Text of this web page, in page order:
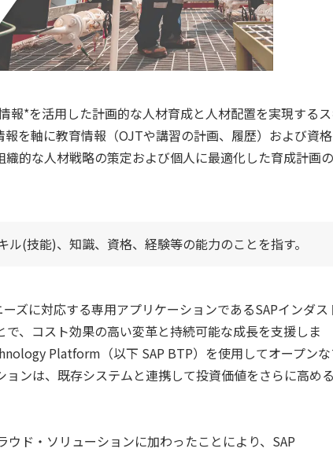
報*を活用した計画的な人材育成と人材配置を実現する
を軸に教育情報（OJTや講習の計画、履歴）および資格
的な人材戦略の策定および個人に最適化した育成計画の
(技能)、知識、資格、経験等の能力のことを指す。
ズに対応する専用アプリケーションであるSAPインダス
、コスト効果の高い変革と持続可能な成長を支援しま
Platform（以下 SAP BTP）を使用してオープン
ンは、既存システムと連携して投資価値をさらに高め
ド・ソリューションに加わったことにより、SAP